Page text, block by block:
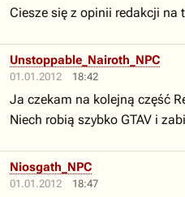
Ciesze się z opinii redakcji na
01.01.2012 18:42
Unstoppable_Nairoth_NPC
Ja czekam na kolejną część
Niech robią szybko GTAV i
01.01.2012 18:47
Niosgath_NPC